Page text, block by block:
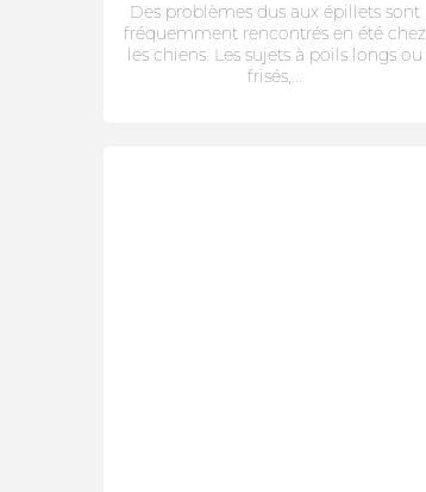
Des problèmes dus aux épillets sont
fréquemment rencontrés en été chez
les chiens. Les sujets à poils longs ou
frisés,...